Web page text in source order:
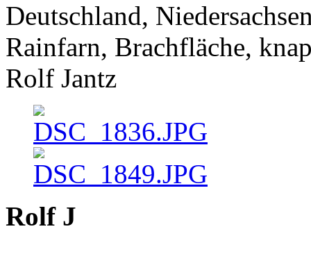
Deutschland,
Rainfarn, Brachfläche,
Rolf Jantz
Rolf J